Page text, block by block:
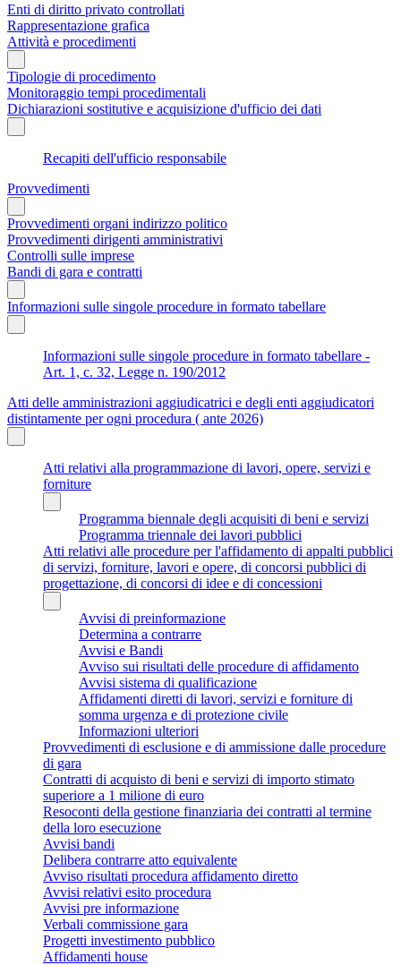
Enti di diritto privato controllati
Rappresentazione grafica
Attività e procedimenti
Tipologie di procedimento
Monitoraggio tempi procedimentali
Dichiarazioni sostitutive e acquisizione d'ufficio dei dati
Recapiti dell'ufficio responsabile
Provvedimenti
Provvedimenti organi indirizzo politico
Provvedimenti dirigenti amministrativi
Controlli sulle imprese
Bandi di gara e contratti
Informazioni sulle singole procedure in formato tabellare
Informazioni sulle singole procedure in formato tabellare -
Art. 1, c. 32, Legge n. 190/2012
Atti delle amministrazioni aggiudicatrici e degli enti aggiudicatori
distintamente per ogni procedura ( ante 2026)
Atti relativi alla programmazione di lavori, opere, servizi e
forniture
Programma biennale degli acquisiti di beni e servizi
Programma triennale dei lavori pubblici
Atti relativi alle procedure per l'affidamento di appalti pubblici
di servizi, forniture, lavori e opere, di concorsi pubblici di
progettazione, di concorsi di idee e di concessioni
Avvisi di preinformazione
Determina a contrarre
Avvisi e Bandi
Avviso sui risultati delle procedure di affidamento
Avvisi sistema di qualificazione
Affidamenti diretti di lavori, servizi e forniture di
somma urgenza e di protezione civile
Informazioni ulteriori
Provvedimenti di esclusione e di ammissione dalle procedure
di gara
Contratti di acquisto di beni e servizi di importo stimato
superiore a 1 milione di euro
Resoconti della gestione finanziaria dei contratti al termine
della loro esecuzione
Avvisi bandi
Delibera contrarre atto equivalente
Avviso risultati procedura affidamento diretto
Avvisi relativi esito procedura
Avvisi pre informazione
Verbali commissione gara
Progetti investimento pubblico
Affidamenti house